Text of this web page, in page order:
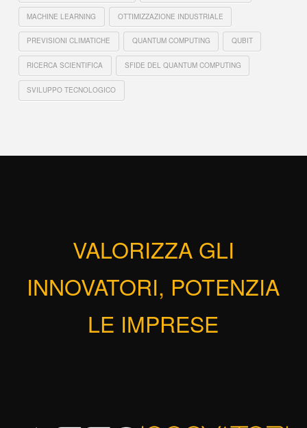
MACHINE LEARNING OTTIMIZZAZIONE INDUSTRIALE
PREVISIONI CLIMATICHE QUANTUM COMPUTING QUBIT
RICERCA SCIENTIFICA SFIDE DEL QUANTUM COMPUTING
SVILUPPO TECNOLOGICO
VALORIZZA GLI
INNOVATORI, POTENZIA
LE IMPRESE